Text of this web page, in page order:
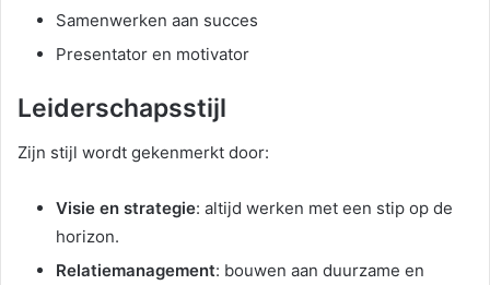
Samenwerken aan succes
Presentator en motivator
Leiderschapsstijl
Zijn stijl wordt gekenmerkt door:
Visie en strategie: altijd werken met een stip op de
horizon.
Relatiemanagement: bouwen aan duurzame en